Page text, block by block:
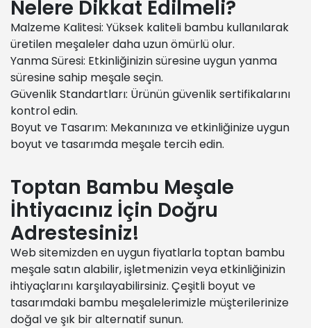
Nelere Dikkat Edilmeli?
Malzeme Kalitesi: Yüksek kaliteli bambu kullanılarak
üretilen meşaleler daha uzun ömürlü olur.
Yanma Süresi: Etkinliğinizin süresine uygun yanma
süresine sahip meşale seçin.
Güvenlik Standartları: Ürünün güvenlik sertifikalarını
kontrol edin.
Boyut ve Tasarım: Mekanınıza ve etkinliğinize uygun
boyut ve tasarımda meşale tercih edin.
Toptan Bambu Meşale
İhtiyacınız İçin Doğru
Adrestesiniz!
Web sitemizden en uygun fiyatlarla toptan bambu
meşale satın alabilir, işletmenizin veya etkinliğinizin
ihtiyaçlarını karşılayabilirsiniz. Çeşitli boyut ve
tasarımdaki bambu meşalelerimizle müşterilerinize
doğal ve şık bir alternatif sunun.